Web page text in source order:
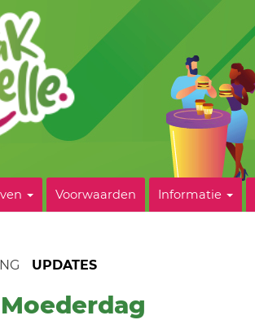
Voorwaarden Informatie
UPDATES